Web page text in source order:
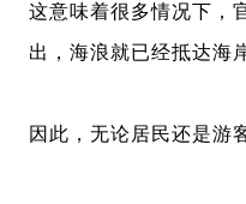
这意味着很多情况下，
出，海浪就已经抵达海
因此，无论居民还是游